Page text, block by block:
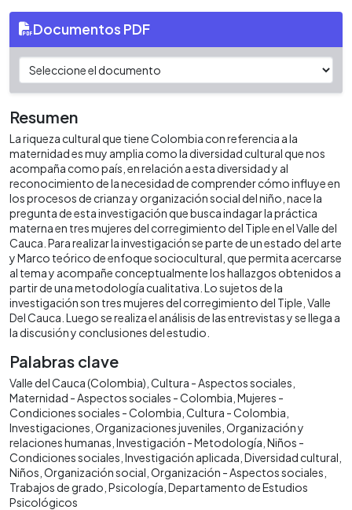
Documentos PDF
Resumen
La riqueza cultural que tiene Colombia con referencia a la
maternidad es muy amplia como la diversidad cultural que nos
acompaña como país, en relación a esta diversidad y al
reconocimiento de la necesidad de comprender cómo influye en
los procesos de crianza y organización social del niño, nace la
pregunta de esta investigación que busca indagar la práctica
materna en tres mujeres del corregimiento del Tiple en el Valle del
Cauca. Para realizar la investigación se parte de un estado del arte
y Marco teórico de enfoque sociocultural, que permita acercarse
al tema y acompañe conceptualmente los hallazgos obtenidos a
partir de una metodología cualitativa. Lo sujetos de la
investigación son tres mujeres del corregimiento del Tiple, Valle
Del Cauca. Luego se realiza el análisis de las entrevistas y se llega a
la discusión y conclusiones del estudio.
Palabras clave
Valle del Cauca (Colombia) Cultura - Aspectos sociales
Maternidad - Aspectos sociales - Colombia Mujeres -
Condiciones sociales - Colombia Cultura - Colombia
Investigaciones Organizaciones juveniles Organización y
relaciones humanas Investigación - Metodología Niños -
Condiciones sociales Investigación aplicada Diversidad cultural
Niños Organización social Organización - Aspectos sociales
Trabajos de grado Psicología Departamento de Estudios
Psicológicos